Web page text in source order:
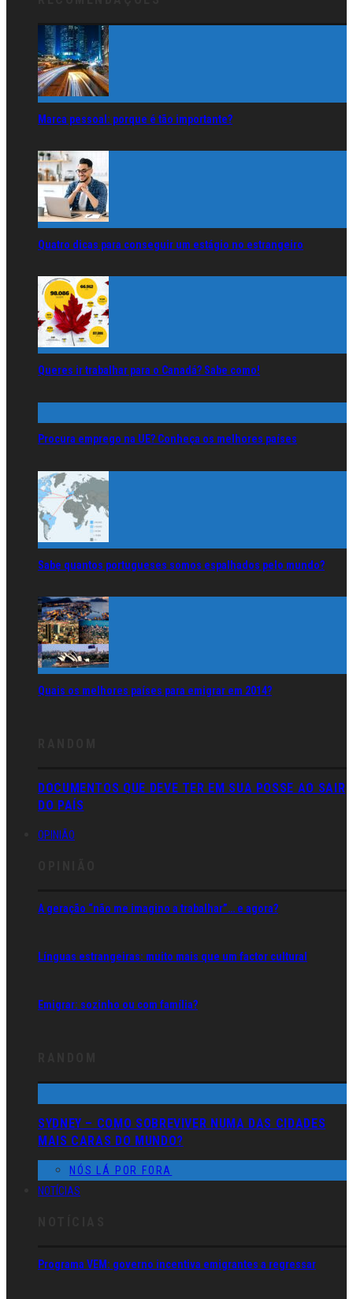
Marca pessoal: porque é tão importante?
Quatro dicas para conseguir um estágio no estrangeiro
Queres ir trabalhar para o Canadá? Sabe como!
Procura emprego na UE? Conheça os melhores países
Sabe quantos portugueses somos espalhados pelo mundo?
Quais os melhores países para emigrar em 2014?
DOCUMENTOS QUE DEVE TER EM SUA POSSE AO SAIR
DO PAÍS
OPINIÃO
A geração “não me imagino a trabalhar”… e agora?
Línguas estrangeiras: muito mais que um factor cultural
Emigrar: sozinho ou com família?
SYDNEY – COMO SOBREVIVER NUMA DAS CIDADES
MAIS CARAS DO MUNDO?
NÓS LÁ POR FORA
NOTÍCIAS
Programa VEM: governo incentiva emigrantes a regressar